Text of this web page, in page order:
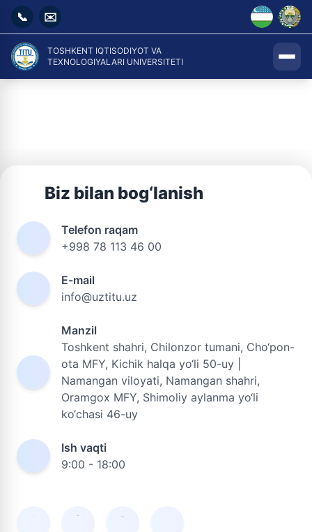
📞 ✉️
TOSHKENT IQTISODIYOT VA
TEXNOLOGIYALARI UNIVERSITETI
Biz bilan bog‘lanish
Telefon raqam
+998 78 113 46 00
E-mail
info@uztitu.uz
Manzil
Toshkent shahri, Chilonzor tumani, Cho‘pon-
ota MFY, Kichik halqa yo‘li 50-uy |
Namangan viloyati, Namangan shahri,
Oramgox MFY, Shimoliy aylanma yo‘li
ko‘chasi 46-uy
Ish vaqti
9:00 - 18:00